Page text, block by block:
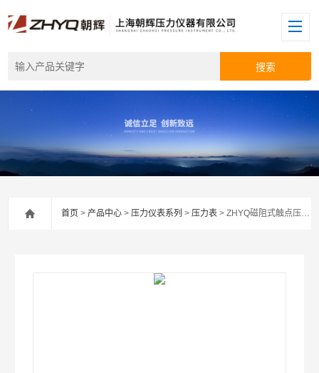
首页 >产品中心 >压力仪表系列 >压力表 > ZHYQ磁阻式触点压力表